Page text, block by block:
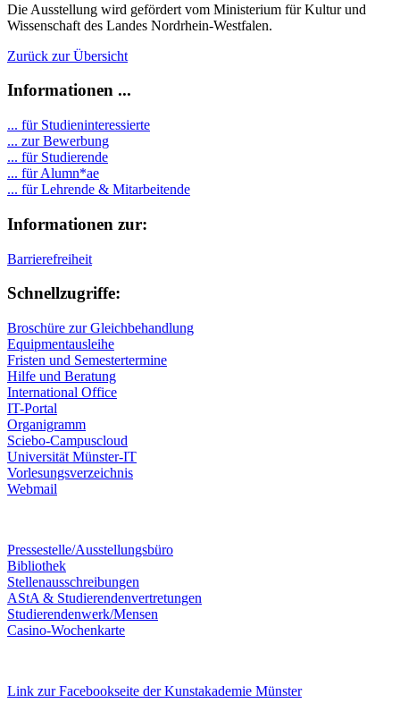
Die Ausstellung wird gefördert vom Ministerium für Kultur und
Wissenschaft des Landes Nordrhein-Westfalen.
Zurück zur Übersicht
Informationen ...
... für Studieninteressierte
... zur Bewerbung
... für Studierende
... für Alumn*ae
... für Lehrende & Mitarbeitende
Informationen zur:
Barrierefreiheit
Schnellzugriffe:
Broschüre zur Gleichbehandlung
Equipmentausleihe
Fristen und Semestertermine
Hilfe und Beratung
International Office
IT-Portal
Organigramm
Sciebo-Campuscloud
Universität Münster-IT
Vorlesungsverzeichnis
Webmail
Pressestelle/Ausstellungsbüro
Bibliothek
Stellenausschreibungen
AStA & Studierendenvertretungen
Studierendenwerk/Mensen
Casino-Wochenkarte
Link zur Facebookseite der Kunstakademie Münster